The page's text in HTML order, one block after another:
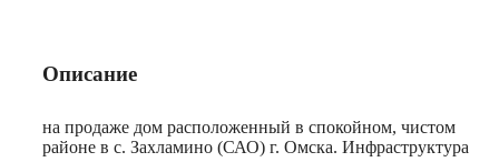
Описание
на продаже дом расположенный в спокойном, чистом
районе в с. Захламино (САО) г. Омска. Инфраструктура